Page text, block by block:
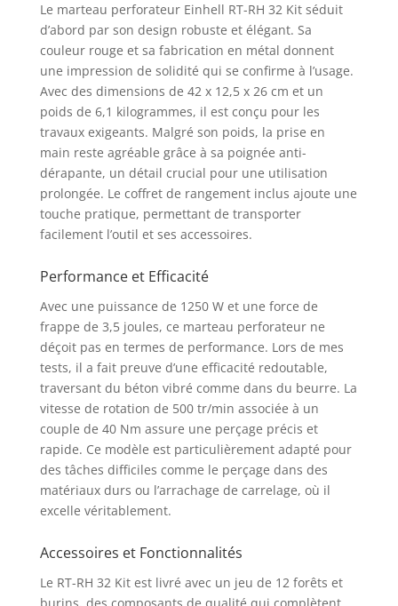
démolition Ce monstre
d’énergie dispose des
3 fonctions pour une
utilisation universelle:
perçage à percussion,
perçage et burinage
avec fixation du burin
Son mandrin SDS-Plus
permet un
changement rapide et
sans outil des forets et
des burins et, assure
une force de frappe
avec son puissant
moteur de 1250 Watt,
pour maîtriser tous les
travaux intensifs Une
poignée spécifique
protège l’utilisateur
des vibrations Sa tête
robuste en aluminium
rend l’outil solide et
performant La butée
de profondeur en
métal est réglable
pour une profondeur
débrayage de sécurité
l’outil vous procure
une sécurité élevée La
Le marteau perforateur Einhell RT-RH 32 Kit séduit
d’abord par son design robuste et élégant. Sa
couleur rouge et sa fabrication en métal donnent
une impression de solidité qui se confirme à l’usage.
Avec des dimensions de 42 x 12,5 x 26 cm et un
poids de 6,1 kilogrammes, il est conçu pour les
travaux exigeants. Malgré son poids, la prise en
main reste agréable grâce à sa poignée anti-
dérapante, un détail crucial pour une utilisation
prolongée. Le coffret de rangement inclus ajoute une
touche pratique, permettant de transporter
facilement l’outil et ses accessoires.
Performance et Efficacité
Avec une puissance de 1250 W et une force de
frappe de 3,5 joules, ce marteau perforateur ne
déçoit pas en termes de performance. Lors de mes
tests, il a fait preuve d’une efficacité redoutable,
traversant du béton vibré comme dans du beurre. La
vitesse de rotation de 500 tr/min associée à un
couple de 40 Nm assure une perçage précis et
rapide. Ce modèle est particulièrement adapté pour
des tâches difficiles comme le perçage dans des
matériaux durs ou l’arrachage de carrelage, où il
excelle véritablement.
Accessoires et Fonctionnalités
Le RT-RH 32 Kit est livré avec un jeu de 12 forêts et